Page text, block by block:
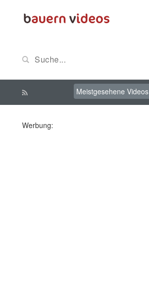
Meistgesehene Videos
Werbung: